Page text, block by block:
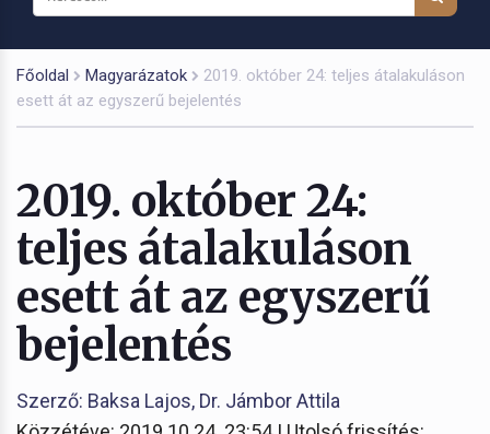
Főoldal Magyarázatok
2019. október 24: teljes átalakuláson
esett át az egyszerű bejelentés
2019. október 24:
teljes átalakuláson
esett át az egyszerű
bejelentés
Szerző: Baksa Lajos, Dr. Jámbor Attila